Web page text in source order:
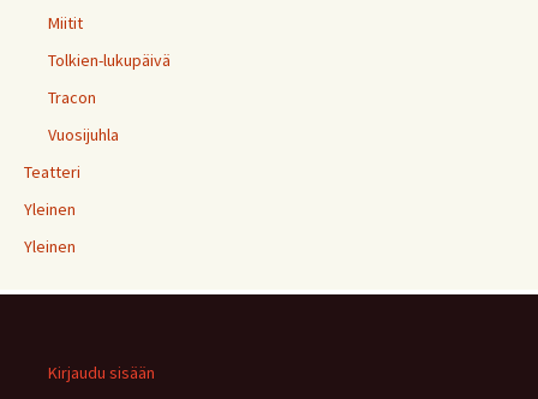
Miitit
Tolkien-lukupäivä
Tracon
Vuosijuhla
Teatteri
Yleinen
Yleinen
Kirjaudu sisään